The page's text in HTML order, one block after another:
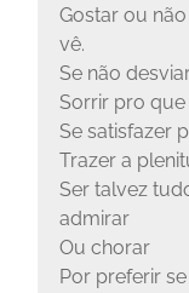
Gostar ou
vê.
Se não
Sorrir pro que
Se satisfazer
Trazer a
Ser talvez
admirar
Ou chorar
Por preferir